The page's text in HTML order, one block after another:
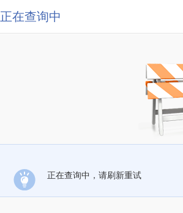
正在查询中
正在查询中，请刷新重试